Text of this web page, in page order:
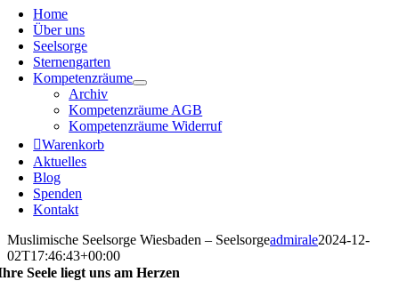
Home
Über uns
Seelsorge
Sternengarten
Kompetenzräume
Archiv
Kompetenzräume AGB
Kompetenzräume Widerruf
Warenkorb
Aktuelles
Blog
Spenden
Kontakt
Muslimische Seelsorge Wiesbaden – Seelsorgeadmirale2024-12-
02T17:46:43+00:00
Seele liegt uns am Herzen